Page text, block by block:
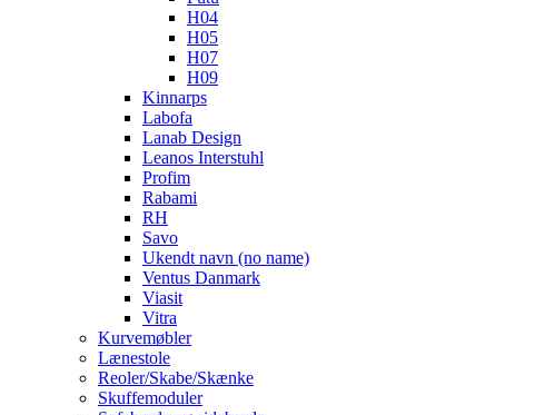
H04
H05
H07
H09
Kinnarps
Labofa
Lanab Design
Leanos Interstuhl
Profim
Rabami
RH
Savo
Ukendt navn (no name)
Ventus Danmark
Viasit
Vitra
Kurvemøbler
Lænestole
Reoler/Skabe/Skænke
Skuffemoduler